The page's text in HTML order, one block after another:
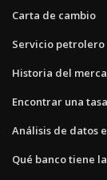
Carta de cambio
Servicio petrolero
Historia del
Encontrar una
Análisis de datos
Qué banco tiene